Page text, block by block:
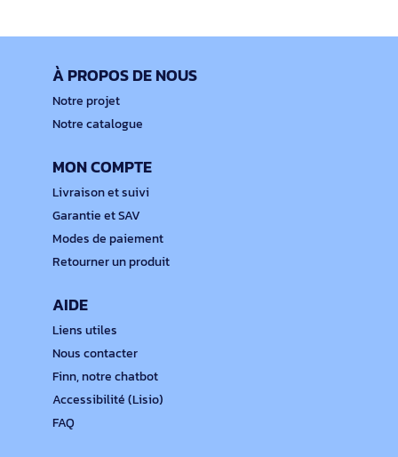
À PROPOS DE NOUS
Notre projet
Notre catalogue
MON COMPTE
Livraison et suivi
Garantie et SAV
Modes de paiement
Retourner un produit
AIDE
Liens utiles
Nous contacter
Finn, notre chatbot
Accessibilité (Lisio)
FAQ